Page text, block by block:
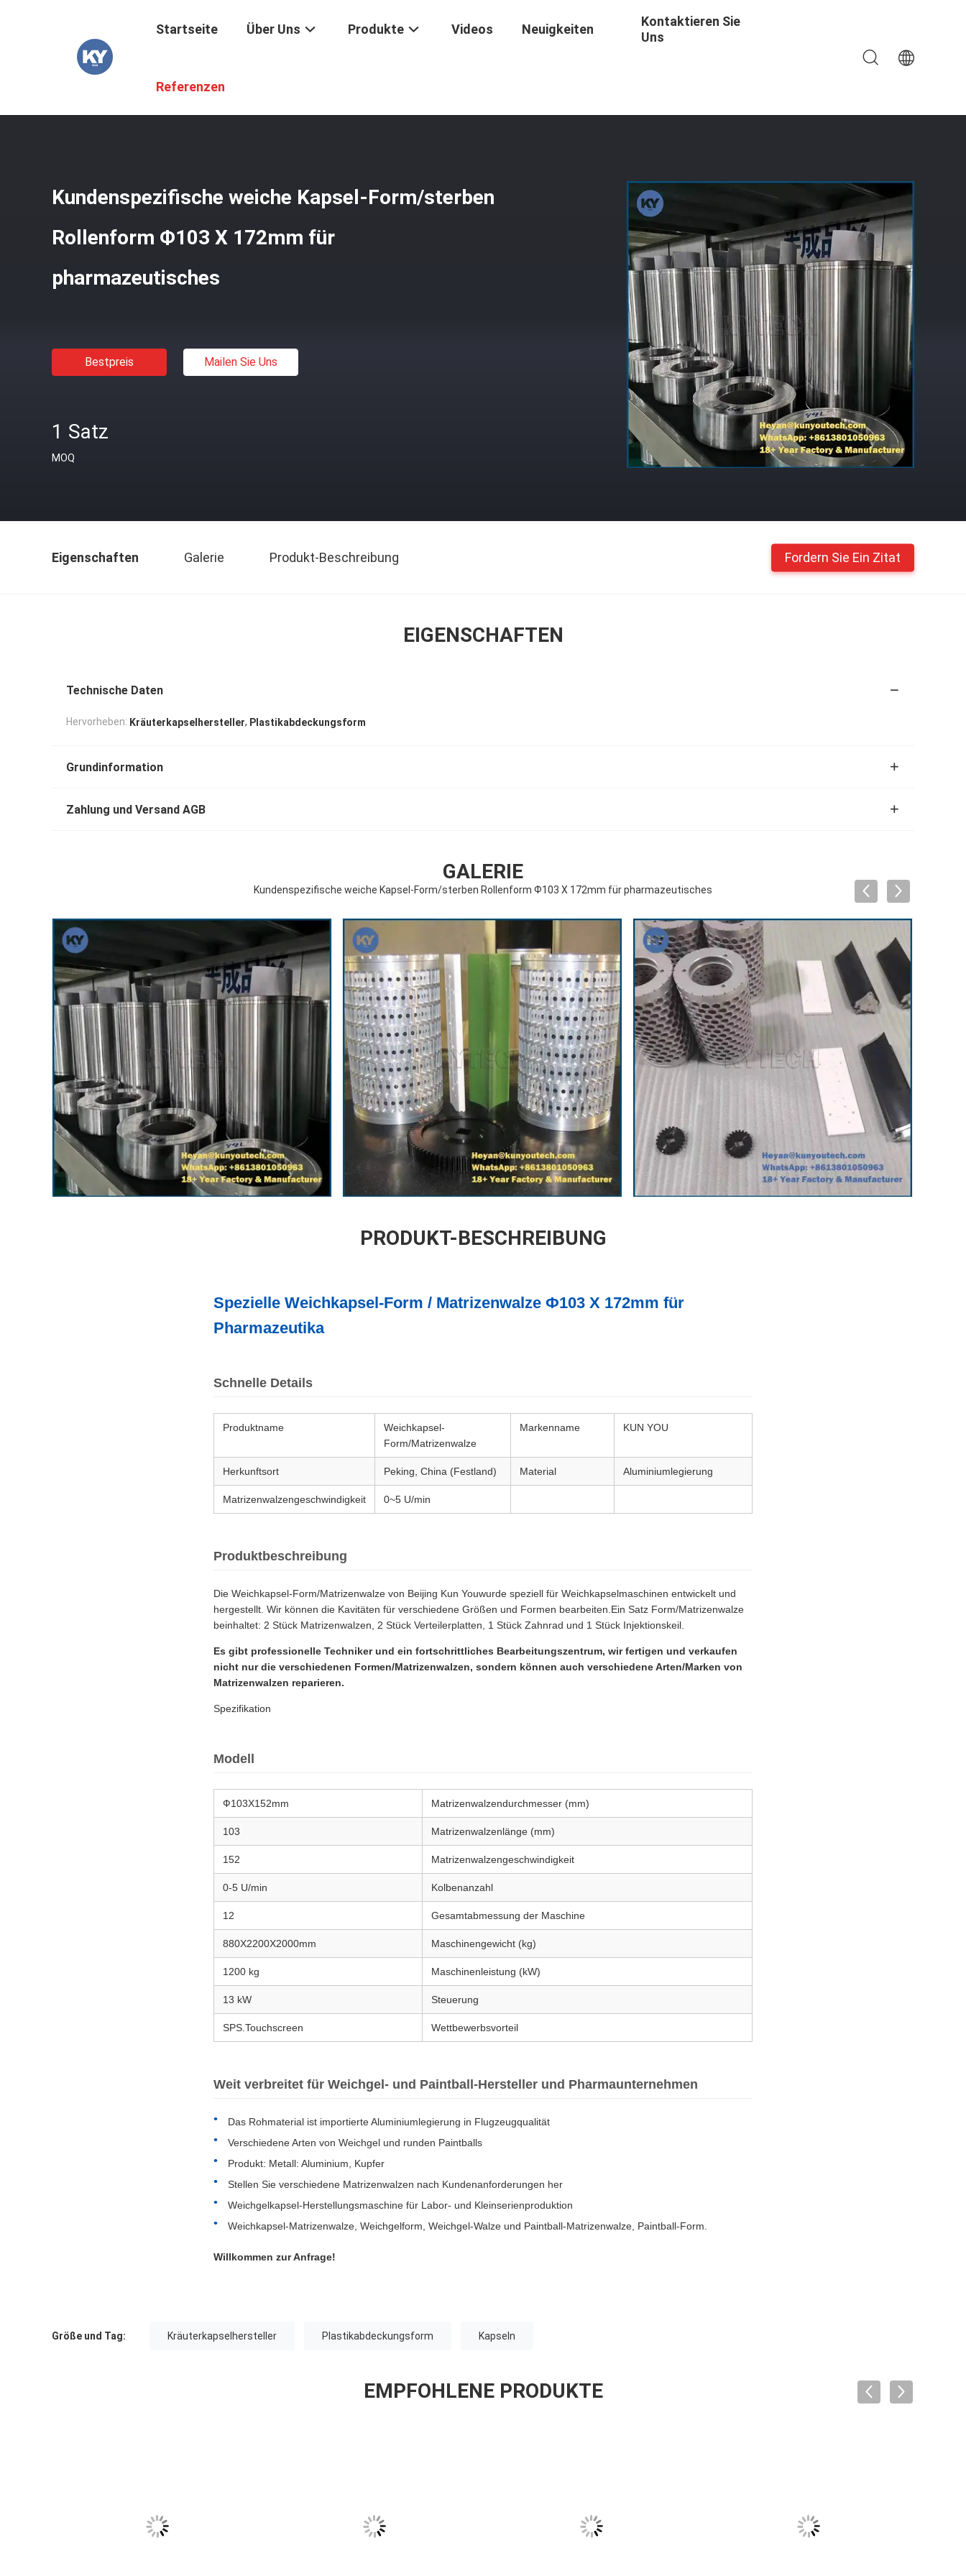
Startseite Über Uns Produkte Videos Neuigkeiten
Kontaktieren Sie
Uns
Referenzen
Startseite
Kundenspezifische weiche Kapsel-Form/sterben
Rollenform Ф103 X 172mm für
pharmazeutisches
Bestpreis Mailen Sie Uns
1 Satz
MOQ
Eigenschaften Galerie Produkt-Beschreibung Fordern Sie Ein Zitat
EIGENSCHAFTEN
Technische Daten
Hervorheben: Kräuterkapselhersteller, Plastikabdeckungsform
Grundinformation
Zahlung und Versand AGB
GALERIE
Kundenspezifische weiche Kapsel-Form/sterben Rollenform Ф103 X 172mm für pharmazeutisches
PRODUKT-BESCHREIBUNG
Spezielle Weichkapsel-Form / Matrizenwalze Ф103 X 172mm für
Pharmazeutika
Schnelle Details
Produktname
Weichkapsel-
Form/Matrizenwalze
Markenname KUN YOU
Herkunftsort Peking, China (Festland) Material Aluminiumlegierung
Matrizenwalzengeschwindigkeit 0~5 U/min
Produktbeschreibung
Die Weichkapsel-Form/Matrizenwalze von Beijing Kun Youwurde speziell für Weichkapselmaschinen entwickelt und
hergestellt. Wir können die Kavitäten für verschiedene Größen und Formen bearbeiten. Ein Satz Form/Matrizenwalze
beinhaltet: 2 Stück Matrizenwalzen, 2 Stück Verteilerplatten, 1 Stück Zahnrad und 1 Stück Injektionskeil.
Es gibt professionelle Techniker und ein fortschrittliches Bearbeitungszentrum, wir fertigen und verkaufen
nicht nur die verschiedenen Formen/Matrizenwalzen, sondern können auch verschiedene Arten/Marken von
Matrizenwalzen reparieren.
Spezifikation
Modell
Ф103X152mm Matrizenwalzendurchmesser (mm)
103 Matrizenwalzenlänge (mm)
152 Matrizenwalzengeschwindigkeit
0-5 U/min Kolbenanzahl
12 Gesamtabmessung der Maschine
880X2200X2000mm Maschinengewicht (kg)
1200 kg Maschinenleistung (kW)
13 kW Steuerung
SPS.Touchscreen Wettbewerbsvorteil
Weit verbreitet für Weichgel- und Paintball-Hersteller und Pharmaunternehmen
Das Rohmaterial ist importierte Aluminiumlegierung in Flugzeugqualität
Verschiedene Arten von Weichgel und runden Paintballs
Produkt: Metall: Aluminium, Kupfer
Stellen Sie verschiedene Matrizenwalzen nach Kundenanforderungen her
Weichgelkapsel-Herstellungsmaschine für Labor- und Kleinserienproduktion
Weichkapsel-Matrizenwalze, Weichgelform, Weichgel-Walze und Paintball-Matrizenwalze, Paintball-Form.
Willkommen zur Anfrage!
Größe und Tag: Kräuterkapselhersteller Plastikabdeckungsform Kapseln
EMPFOHLENE PRODUKTE